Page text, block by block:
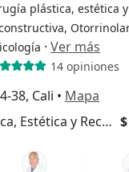
plástica, estética y
· Ver más
14 opiniones
38, Cali • Mapa
Visita Cirugía Plástica, Estética y Reconstructiva